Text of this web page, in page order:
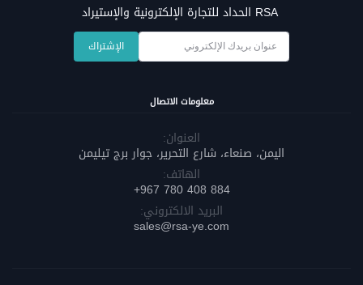
RSA الحداد للتجارة الإلكترونية والإستيراد
الإشتراك
معلومات الاتصال
العنوان:
اليمن، صنعاء، شارع التحرير، جوار برج تيليمن
الهاتف:
884 408 780 967+
البريد الالكتروني:
sales@rsa-ye.com